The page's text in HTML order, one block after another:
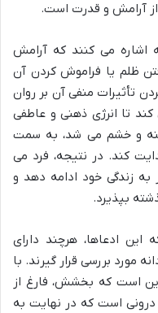
از آرامش و قدرت است.
اشاره می کنند که آرامش
ظلم یا فراموش کردن آن
تأثیرات منفی آن بر روان
تا انرژی ذهنی و عاطفی
و خشم می شد، به سمت
کند. در نتیجه، فرد می
به زندگی خود ادامه دهد و
بپذیرد.
این ادعاها، هرچند دارای
مورد بررسی قرار گیرند. با
است که بخشش، فارغ از
درونی است که در نهایت به